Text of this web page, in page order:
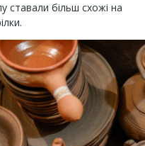
ставали більш схожі на